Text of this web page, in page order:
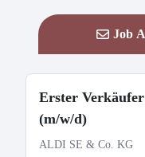
Job
Erster
(m/w/d)
ALDI SE & Co. KG